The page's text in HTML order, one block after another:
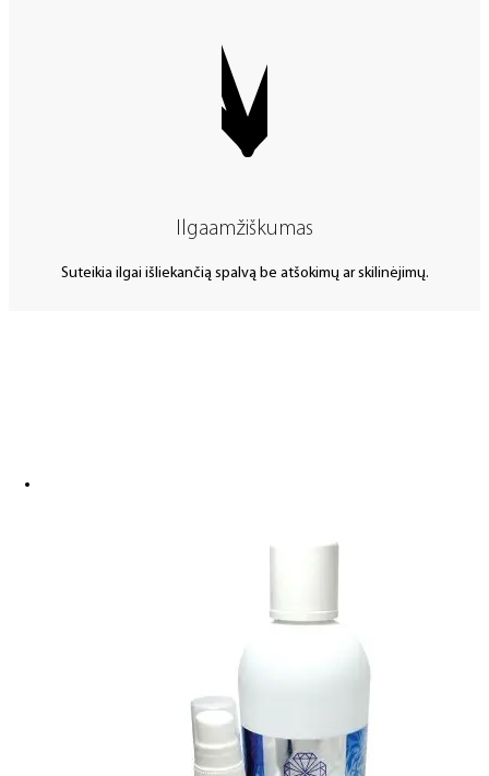
Ilgaamžiškumas
Suteikia ilgai išliekančią spalvą be atšokimų ar skilinėjimų.